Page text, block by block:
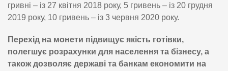
гривні – із 27 квітня 2018 року, 5 гривень – із 20 грудня
2019 року, 10 гривень – із 3 червня 2020 року.
Перехід на монети підвищує якість готівки,
полегшує розрахунки для населення та бізнесу, а
також дозволяє державі та банкам економити на